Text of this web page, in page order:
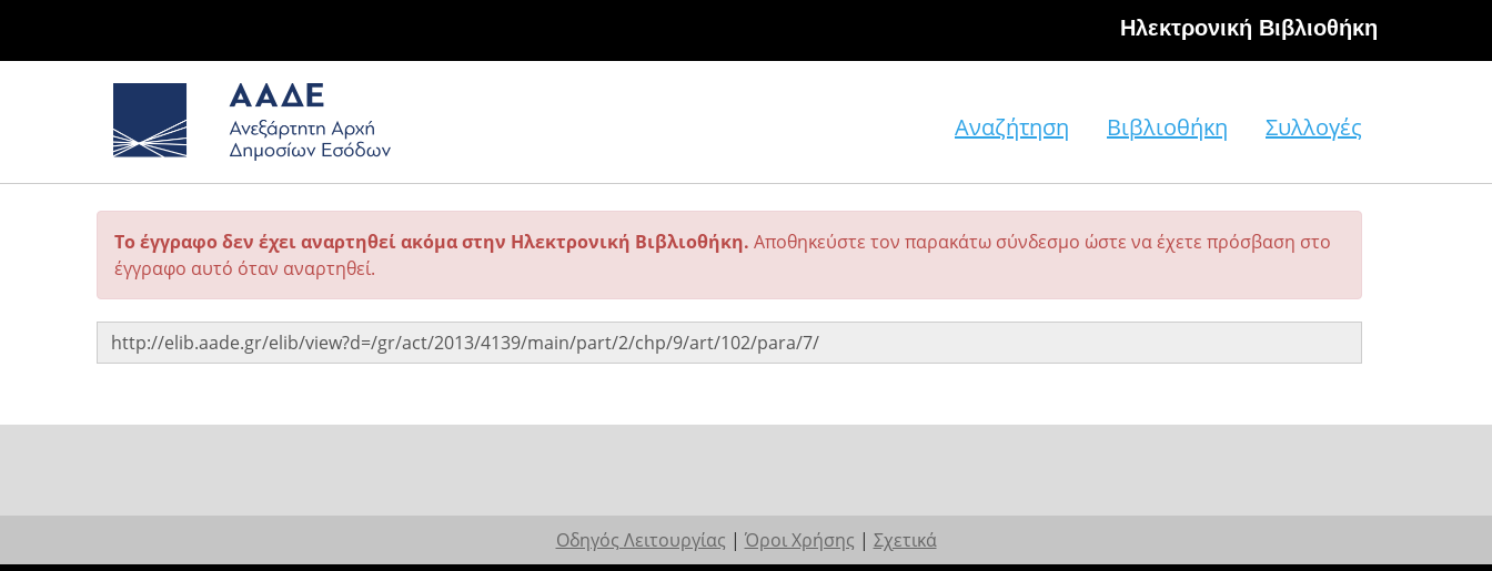
Hλεκτρονική Βιβλιοθήκη
Αναζήτηση Βιβλιοθήκη Συλλογές
Το έγγραφο δεν έχει αναρτηθεί ακόμα στην Ηλεκτρονική Βιβλιοθήκη. Αποθηκεύστε τον παρακάτω σύνδεσμο ώστε να έχετε πρόσβαση στο
έγγραφο αυτό όταν αναρτηθεί.
Οδηγός Λειτουργίας | Όροι Χρήσης | Σχετικά